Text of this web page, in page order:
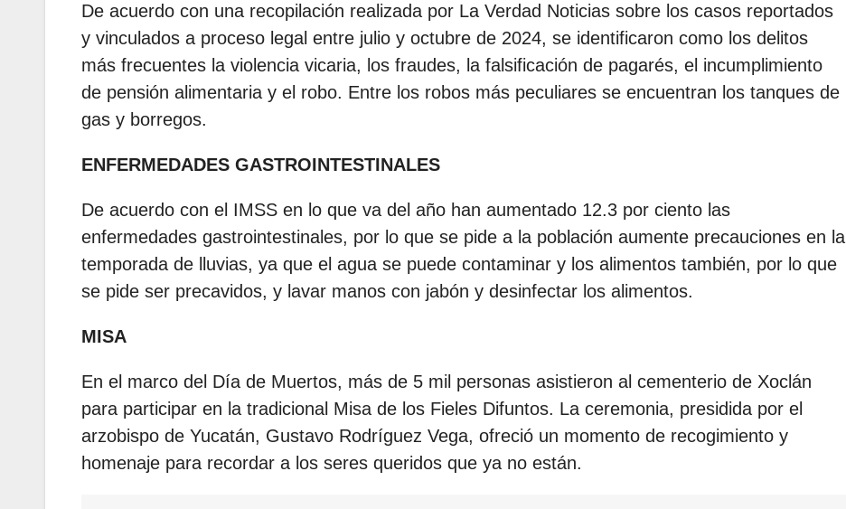
De acuerdo con una recopilación realizada por La Verdad Noticias sobre los casos reportados
y vinculados a proceso legal entre julio y octubre de 2024, se identificaron como los delitos
más frecuentes la violencia vicaria, los fraudes, la falsificación de pagarés, el incumplimiento
de pensión alimentaria y el robo. Entre los robos más peculiares se encuentran los tanques de
gas y borregos.
ENFERMEDADES GASTROINTESTINALES
De acuerdo con el IMSS en lo que va del año han aumentado 12.3 por ciento las
enfermedades gastrointestinales, por lo que se pide a la población aumente precauciones en la
temporada de lluvias, ya que el agua se puede contaminar y los alimentos también, por lo que
se pide ser precavidos, y lavar manos con jabón y desinfectar los alimentos.
MISA
En el marco del Día de Muertos, más de 5 mil personas asistieron al cementerio de Xoclán
para participar en la tradicional Misa de los Fieles Difuntos. La ceremonia, presidida por el
arzobispo de Yucatán, Gustavo Rodríguez Vega, ofreció un momento de recogimiento y
homenaje para recordar a los seres queridos que ya no están.